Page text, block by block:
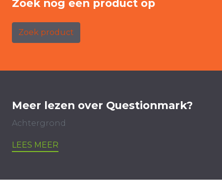
Zoek nog een product op
Zoek product
Meer lezen over Questionmark?
Achtergrond
LEES MEER